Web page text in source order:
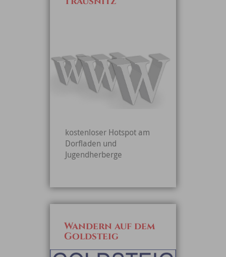
kostenloser Hotspot am
Dorfladen und
Jugendherberge
Wandern auf dem
Goldsteig